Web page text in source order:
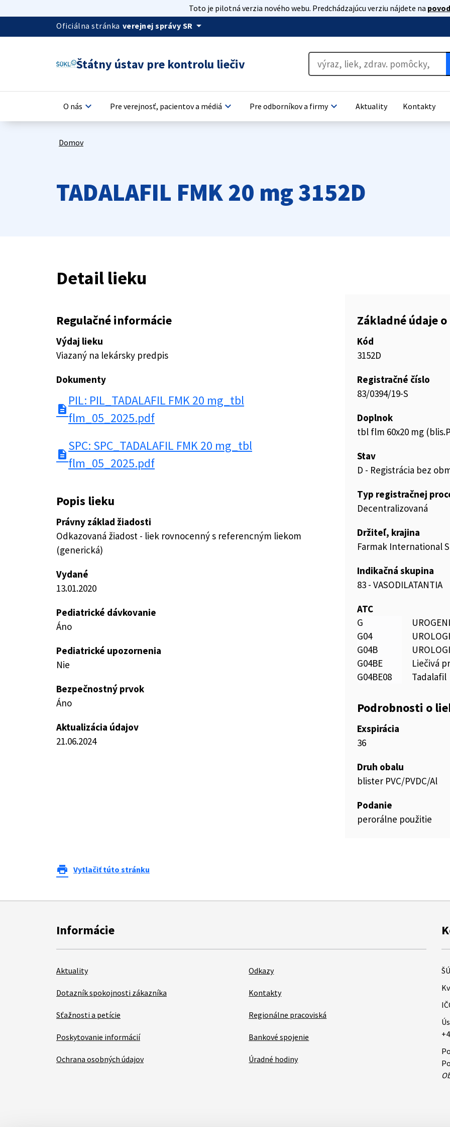
Toto je pilotná verzia nového webu. Predchádzajúcu verziu nájdete na
Oficiálna stránka verejnej správy SR arrow_drop_down
Štátny ústav pre kontrolu liečiv
O nás keyboard_arrow_down Pre verejnosť, pacientov a médiá keyboard_arrow_down Pre odborníkov a firmykeyboard_arrow_down Aktuality Kontakty
Domov
TADALAFIL FMK 20 mg 3152D
Detail lieku
Regulačné informácie
Výdaj lieku
Viazaný na lekársky predpis
Dokumenty
description
PIL: PIL_TADALAFIL FMK 20 mg_tbl
flm_05_2025.pdf
description
SPC: SPC_TADALAFIL FMK 20 mg_tbl
flm_05_2025.pdf
Popis lieku
Právny základ žiadosti
Odkazovaná žiadost - liek rovnocenný s referencným liekom
(generická)
Vydané
13.01.2020
Pediatrické dávkovanie
Áno
Pediatrické upozornenia
Nie
Bezpečnostný prvok
Áno
Aktualizácia údajov
21.06.2024
Základné údaje
Kód
3152D
Registračné číslo
83/0394/19-S
Doplnok
tbl flm 60x20 mg
Stav
D - Registrácia bez
Typ registračnej
Decentralizovaná
Držiteľ, krajina
Farmak International
Indikačná skupina
83 - VASODILATANTIA
ATC
G
G04
G04B
G04BE
Liečivá
G04BE08
Tadalafil
Podrobnosti o
Exspirácia
36
Druh obalu
blister PVC/PVDC/Al
Podanie
perorálne použitie
print Vytlačiť túto stránku
Informácie
Aktuality
Dotazník spokojnosti zákazníka
Sťažnosti a petície
Poskytovanie informácií
Ochrana osobných údajov
Odkazy
Kontakty
Regionálne pracoviská
Bankové spojenie
Úradné hodiny